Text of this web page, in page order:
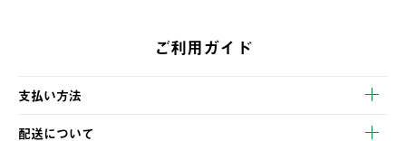
ご利用ガイド
支払い方法
以下のいずれかの方法でお支払いいただけます。
配送について